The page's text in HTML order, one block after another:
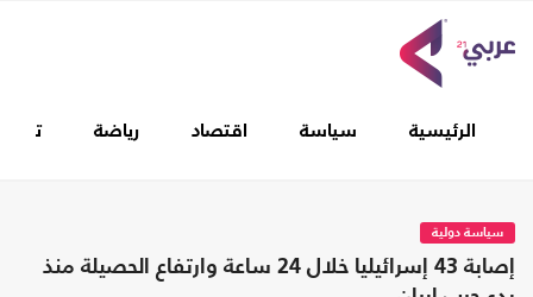
الرئيسية سياسة اقتصاد رياضة
سياسة دولية
إصابة 43 إسرائيليا خلال 24 ساعة وارتفاع الحصيلة منذ